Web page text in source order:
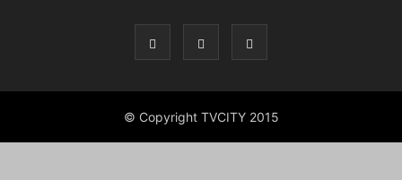
© Copyright TVCITY 2015